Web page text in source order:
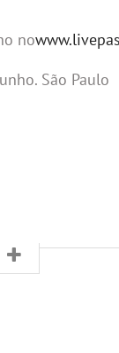
no
São Paulo